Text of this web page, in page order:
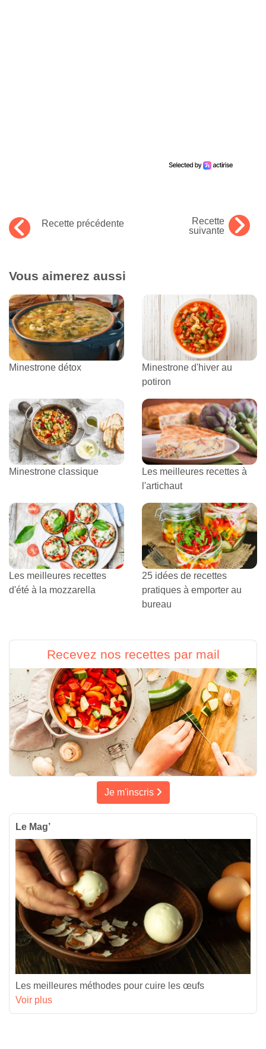
Recette précédente
Recette
suivante
Vous aimerez aussi
Minestrone détox
Minestrone d'hiver au
potiron
Minestrone classique
Les meilleures recettes à
l'artichaut
Les meilleures recettes
d'été à la mozzarella
25 idées de recettes
pratiques à emporter au
bureau
Recevez nos recettes par mail
Je m'inscris
Le Mag’
Les meilleures méthodes pour cuire les œufs
Voir plus